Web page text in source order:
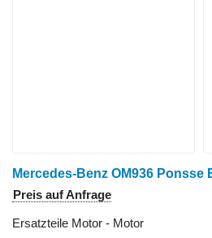
Preis auf Anfrage
Ersatzteile Motor - Motor